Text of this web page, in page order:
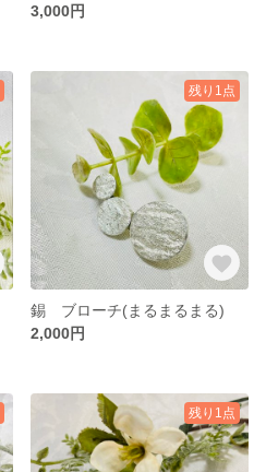
3,000円
残り1点
錫 ブローチ(まるまるまる)
2,000円
残り1点